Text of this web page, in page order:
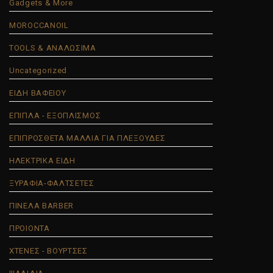
Gadgets & More
MOROCCANOIL
TOOLS & ΑΝΑΛΩΣΙΜΑ
Uncategorized
ΕΙΔΗ ΒΑΦΕΙΟΥ
ΕΠΙΠΛΑ - ΕΞΟΠΛΙΣΜΟΣ
ΕΠΙΠΡΟΣΘΕΤΑ ΜΑΛΛΙΑ ΓΙΑ ΠΛΕΞΟΥΔΕΣ
ΗΛΕΚΤΡΙΚΑ ΕΙΔΗ
ΞΥΡΑΦΙΑ-ΦΑΛΤΣΕΤΕΣ
ΠΙΝΕΛΑ BARBER
ΠΡΟΙΟΝΤΑ
ΧΤΕΝΕΣ - ΒΟΥΡΤΣΕΣ